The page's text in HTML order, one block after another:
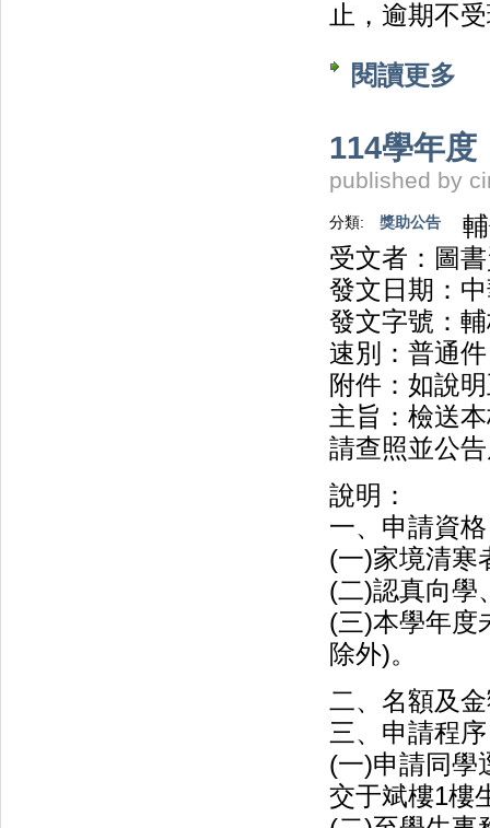
止，逾期不
閱讀更多
114學年度
published by
分類: 獎助公告
受文者：圖
發文日期：
發文字號：
速別：普通件
附件：如說
主旨：檢送
請查照並公
說明：
一、申請資
(一)家境清寒
(二)認真向學
(三)本學年度
除外)。
二、名額及
三、申請程
(一)申請同學
交于斌樓1樓